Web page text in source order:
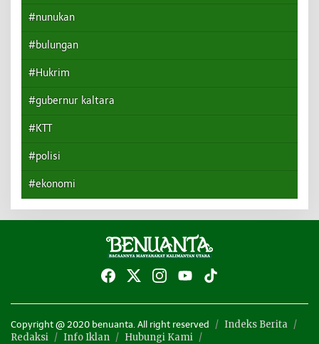
#nunukan
#bulungan
#Hukrim
#gubernur kaltara
#KTT
#polisi
#ekonomi
Copyright @ 2020 benuanta. All right reserved
Indeks Berita
Redaksi
Info Iklan Hubungi Kami